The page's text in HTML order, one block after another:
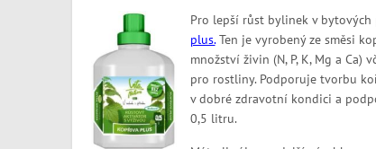
Pro lepší růst bylinek v
plus. Ten je vyrobený ze směsi
množství živin (N, P, K, Mg a Ca)
pro rostliny. Podporuje tvorbu
v dobré zdravotní kondici a
0,5 litru.